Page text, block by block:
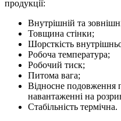
продукції:
Внутрішній та
Товщина стінки;
Шорсткість
Робоча температура;
Робочий тиск;
Питома вага;
Відносне подовження
навантаженні на
Стабільність термічна.